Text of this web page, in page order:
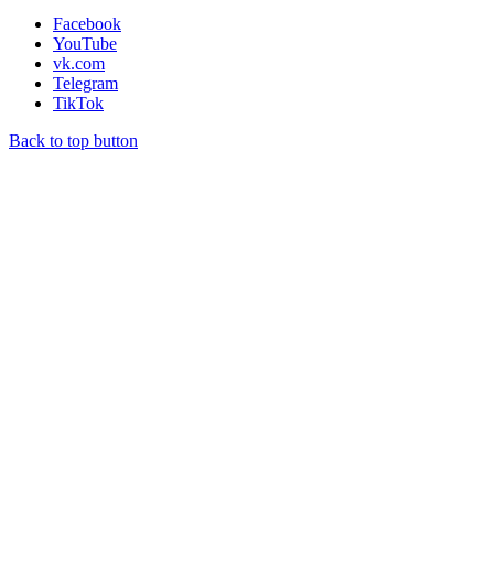
Facebook
YouTube
vk.com
Telegram
TikTok
Back to top button